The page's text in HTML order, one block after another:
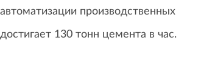
производственных
130 тонн цемента в час.